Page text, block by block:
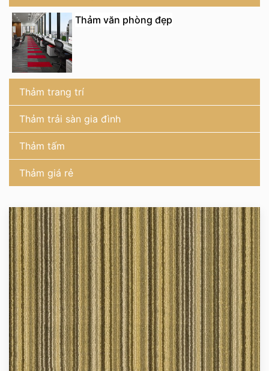
Thảm văn phòng đẹp
Thảm trang trí
Thảm trải sàn gia đình
Thảm tấm
Thảm giá rẻ